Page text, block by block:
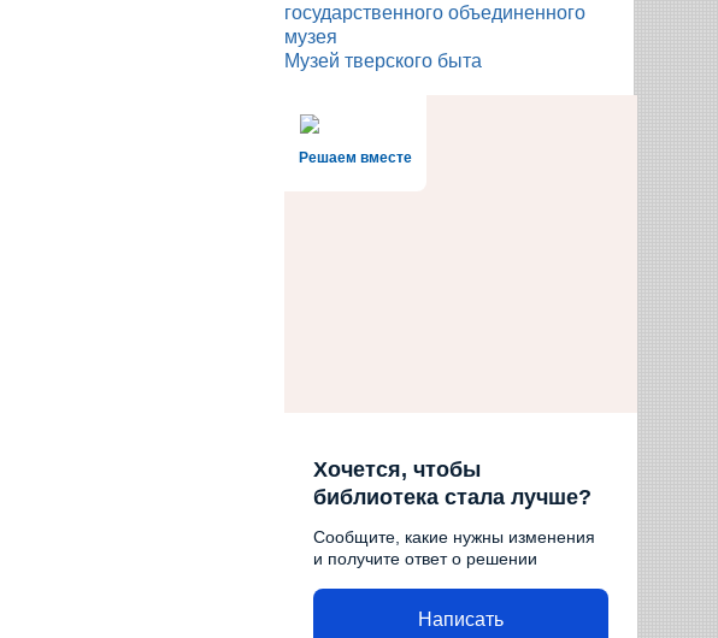
государственного объединенного
музея
Музей тверского быта
Решаем вместе
Хочется, чтобы
библиотека стала лучше?
Сообщите, какие нужны изменения
и получите ответ о решении
Написать